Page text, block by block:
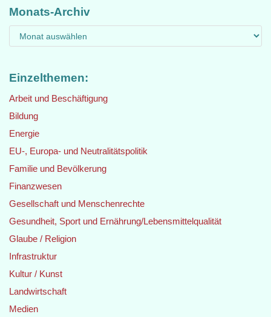
Monats-Archiv
Einzelthemen:
Arbeit und Beschäftigung
Bildung
Energie
EU-, Europa- und Neutralitätspolitik
Familie und Bevölkerung
Finanzwesen
Gesellschaft und Menschenrechte
Gesundheit, Sport und Ernährung/Lebensmittelqualität
Glaube / Religion
Infrastruktur
Kultur / Kunst
Landwirtschaft
Medien